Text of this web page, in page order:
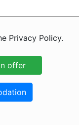
Privacy Policy.